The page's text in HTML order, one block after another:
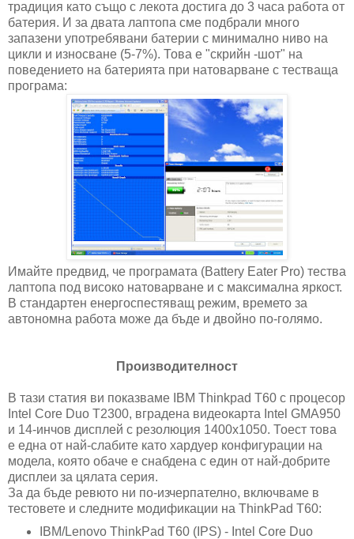
традиция като също с лекота достига до 3 часа работа от
батерия. И за двата лаптопа сме подбрали много
запазени употребявани батерии с минимално ниво на
цикли и износване (5-7%). Това е "скрийн -шот" на
поведението на батерията при натоварване с тестваща
програма:
Имайте предвид, че програмата (Battery Eater Pro) тества
лаптопа под високо натоварване и с максимална яркост.
В стандартен енергоспестяващ режим, времето за
автономна работа може да бъде и двойно по-голямо.
Производителност
В тази статия ви показваме IBM Thinkpad T60 с процесор
Intel Core Duo T2300, вградена видеокарта Intel GMA950
и 14-инчов дисплей с резолюция 1400х1050. Тоест това
е една от най-слабите като хардуер конфигурации на
модела, която обаче е снабдена с един от най-добрите
дисплеи за цялата серия.
За да бъде ревюто ни по-изчерпателно, включваме в
тестовете и следните модификации на ThinkPad T60:
IBM/Lenovo ThinkPad T60 (IPS) - Intel Core Duo